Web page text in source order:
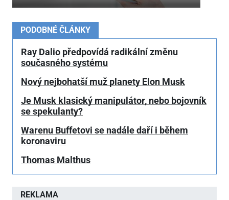
REKLAMA
PODOBNÉ ČLÁNKY
Ray Dalio předpovídá radikální změnu
současného systému
Nový nejbohatší muž planety Elon Musk
Je Musk klasický manipulátor, nebo bojovník
se spekulanty?
Warenu Buffetovi se nadále daří i během
koronaviru
Thomas Malthus